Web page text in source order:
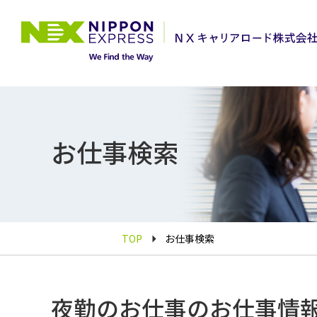
お仕事検索
TOP お仕事検索
夜勤のお仕事のお仕事情